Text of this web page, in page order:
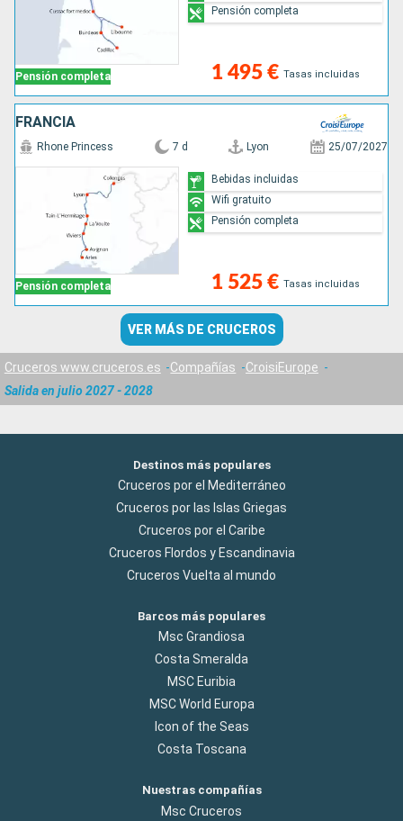
Pensión completa 1 495 € Tasas incluidas
Pensión completa
FRANCIA
Pensión completa
Rhone Princess 7 d Lyon 25/07/2027
1 525 € Tasas incluidas
Bebidas incluidas
Wifi gratuito
Pensión completa
VER MÁS DE CRUCEROS
Cruceros www.cruceros.es Compañías
CroisiEurope
Salida en julio 2027 - 2028
Destinos más populares
Cruceros por el Mediterráneo
Cruceros por las Islas Griegas
Cruceros por el Caribe
Cruceros Flordos y Escandinavia
Cruceros Vuelta al mundo
Barcos más populares
Msc Grandiosa
Costa Smeralda
MSC Euribia
MSC World Europa
Icon of the Seas
Costa Toscana
Nuestras compañías
Msc Cruceros